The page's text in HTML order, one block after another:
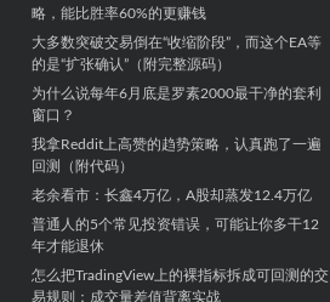
略，能比胜率60%的更赚钱
大多数突破交易倒在“收缩阶段”，而这个EA等
的是“扩张确认”（附完整源码）
为什么说每年6月底是罗素2000最干净的套利
窗口？
我拿Reddit上高赞的趋势策略，认真跑了一遍
回测（附代码）
老余看市：长鑫4万亿，A股却蒸发12.4万亿
普通人的5个常见投资错误，可能让你多干12
年才能退休
怎么把TradingView上的裸指标拆成可回测的交
易规则：成交量差值背离实战